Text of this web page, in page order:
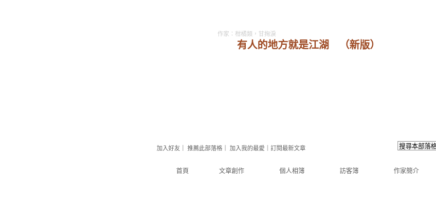
有人的地方就是江湖 （新版）
首頁 文章創作 個人相簿 訪客簿 作家簡介
加入好友 推薦此部落格 加入我的最愛 訂閱最新文章
作家：柑橘類，甘掬淚